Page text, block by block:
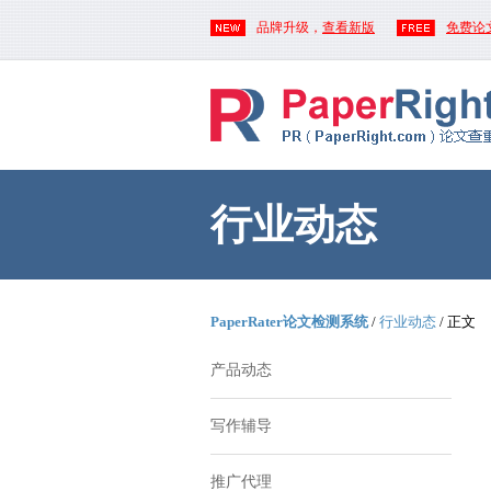
品牌升级， 查看新版 免费论
行业动态
PaperRater论文检测系统/ 行业动态 / 正文
产品动态
写作辅导
推广代理